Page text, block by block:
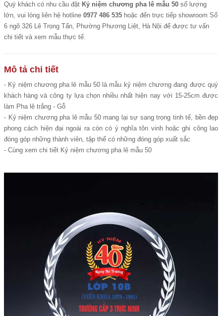
Quý khách có nhu cầu đặt Kỷ niệm chương pha lê mẫu 50 số lượng
lớn, vui lòng liên hệ hotline 0977 486 535 hoặc đến trực tiếp showroom Số
6 ngõ 326 Lê Trọng Tấn, Phường Phương Liệt, Hà Nội để được tư vấn
chi tiết và xem mẫu thực tế.
Mô tả chi tiết
- Kỷ niệm chương pha lê mẫu 50 là mẫu kỷ niệm chương đang được quý
khách hàng và công ty lựa chọn nhiều nhất hiện nay với 15-25cm được
làm Pha lê trắng - Gỗ
- Kỷ niệm chương pha lê mẫu 50 mang lại sự sang trọng tinh tế, bền đẹp
phong cách hiện đại ngoài ra còn có ý nghĩa tôn vinh hoặc ghi công lao
đóng góp những thành viên, tập thể có những đóng góp xuất sắc
- Cùng xem chi tiết Kỷ niệm chương pha lê mẫu 50